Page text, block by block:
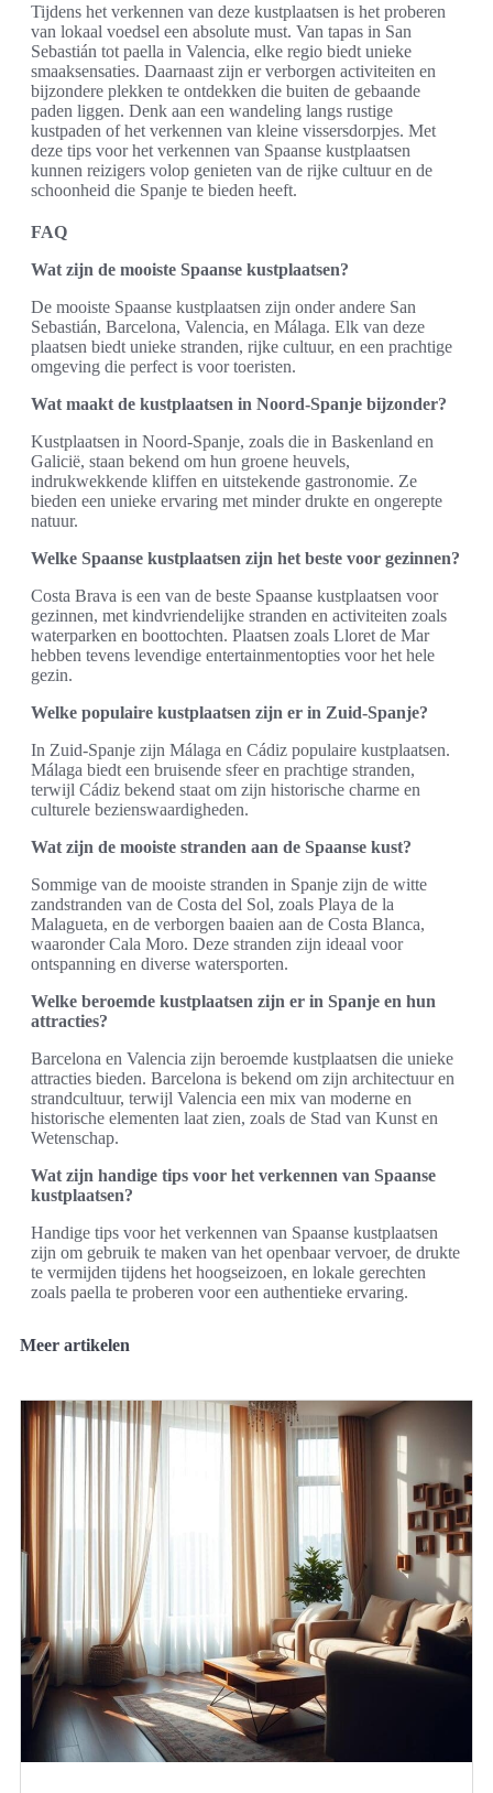
Tijdens het verkennen van deze kustplaatsen is het proberen
van lokaal voedsel een absolute must. Van tapas in San
Sebastián tot paella in Valencia, elke regio biedt unieke
smaaksensaties. Daarnaast zijn er verborgen activiteiten en
bijzondere plekken te ontdekken die buiten de gebaande
paden liggen. Denk aan een wandeling langs rustige
kustpaden of het verkennen van kleine vissersdorpjes. Met
deze tips voor het verkennen van Spaanse kustplaatsen
kunnen reizigers volop genieten van de rijke cultuur en de
schoonheid die Spanje te bieden heeft.
FAQ
Wat zijn de mooiste Spaanse kustplaatsen?
De mooiste Spaanse kustplaatsen zijn onder andere San
Sebastián, Barcelona, Valencia, en Málaga. Elk van deze
plaatsen biedt unieke stranden, rijke cultuur, en een prachtige
omgeving die perfect is voor toeristen.
Wat maakt de kustplaatsen in Noord-Spanje bijzonder?
Kustplaatsen in Noord-Spanje, zoals die in Baskenland en
Galicië, staan bekend om hun groene heuvels,
indrukwekkende kliffen en uitstekende gastronomie. Ze
bieden een unieke ervaring met minder drukte en ongerepte
natuur.
Welke Spaanse kustplaatsen zijn het beste voor gezinnen?
Costa Brava is een van de beste Spaanse kustplaatsen voor
gezinnen, met kindvriendelijke stranden en activiteiten zoals
waterparken en boottochten. Plaatsen zoals Lloret de Mar
hebben tevens levendige entertainmentopties voor het hele
gezin.
Welke populaire kustplaatsen zijn er in Zuid-Spanje?
In Zuid-Spanje zijn Málaga en Cádiz populaire kustplaatsen.
Málaga biedt een bruisende sfeer en prachtige stranden,
terwijl Cádiz bekend staat om zijn historische charme en
culturele bezienswaardigheden.
Wat zijn de mooiste stranden aan de Spaanse kust?
Sommige van de mooiste stranden in Spanje zijn de witte
zandstranden van de Costa del Sol, zoals Playa de la
Malagueta, en de verborgen baaien aan de Costa Blanca,
waaronder Cala Moro. Deze stranden zijn ideaal voor
ontspanning en diverse watersporten.
Welke beroemde kustplaatsen zijn er in Spanje en hun
attracties?
Barcelona en Valencia zijn beroemde kustplaatsen die unieke
attracties bieden. Barcelona is bekend om zijn architectuur en
strandcultuur, terwijl Valencia een mix van moderne en
historische elementen laat zien, zoals de Stad van Kunst en
Wetenschap.
Wat zijn handige tips voor het verkennen van Spaanse
kustplaatsen?
Handige tips voor het verkennen van Spaanse kustplaatsen
zijn om gebruik te maken van het openbaar vervoer, de drukte
te vermijden tijdens het hoogseizoen, en lokale gerechten
zoals paella te proberen voor een authentieke ervaring.
Meer artikelen